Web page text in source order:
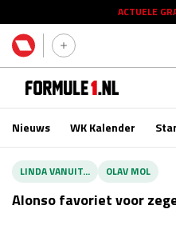
ACTUELE
Race
Nieuws WK Kalender
LINDA VANUIT... OLAV MOL
Alonso favoriet voor